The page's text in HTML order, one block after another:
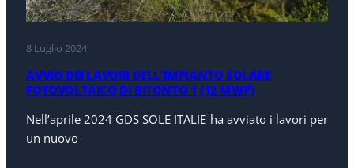
8 Luglio 2024
AVVIO DEI LAVORI DELL’IMPIANTO SOLARE
FOTOVOLTAICO DI BITONTO 1 (12 MWP)
Nell’aprile 2024 GDS SOLE ITALIE ha avviato i lavori per
un nuovo